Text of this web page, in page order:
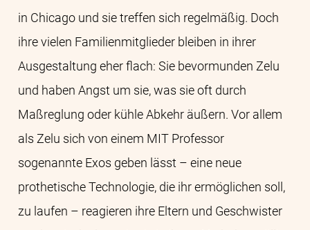
in Chicago und sie treffen sich regelmäßig. Doch
ihre vielen Familienmitglieder bleiben in ihrer
Ausgestaltung eher flach: Sie bevormunden Zelu
und haben Angst um sie, was sie oft durch
Maßreglung oder kühle Abkehr äußern. Vor allem
als Zelu sich von einem MIT Professor
sogenannte Exos geben lässt – eine neue
prothetische Technologie, die ihr ermöglichen soll,
zu laufen – reagieren ihre Eltern und Geschwister